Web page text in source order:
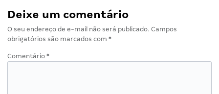
Deixe um comentário
O seu endereço de e-mail não será publicado. Campos
obrigatórios são marcados com *
Comentário *